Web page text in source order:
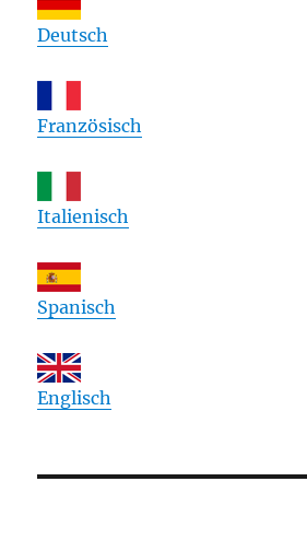
Deutsch
Französisch
Italienisch
Spanisch
Englisch